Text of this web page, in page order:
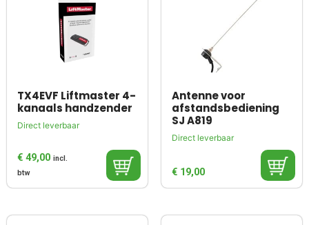
TX4EVF Liftmaster 4-
kanaals handzender
Direct leverbaar
€ 49,00 incl.
btw
Antenne voor
afstandsbediening
SJ A819
Direct leverbaar
€ 19,00